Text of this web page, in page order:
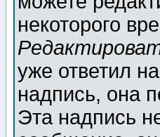
некоторого
уже ответил
надпись, она
Эта надпись